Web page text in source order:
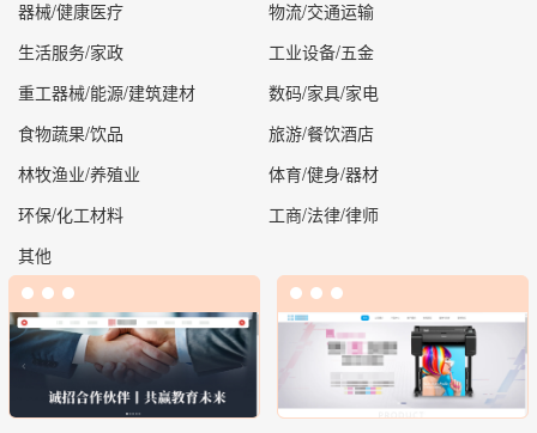
器械/健康医疗
物流/交通运输
生活服务/家政
工业设备/五金
重工器械/能源/建筑建材
数码/家具/家电
食物蔬果/饮品
旅游/餐饮酒店
林牧渔业/养殖业
体育/健身/器材
环保/化工材料
工商/法律/律师
其他